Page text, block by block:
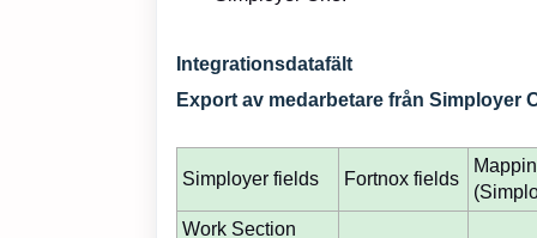
Integrationsdatafält
Export av medarbetare från Simployer
Simployer fields Fortnox fields
Work Section